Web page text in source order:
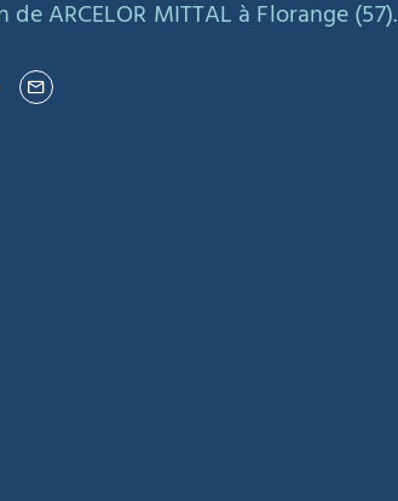
ARCELOR MITTAL à Florange (57).